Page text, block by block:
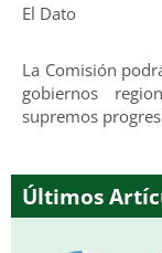
El Dato
La Comisión
gobiernos
supremos
Últimos